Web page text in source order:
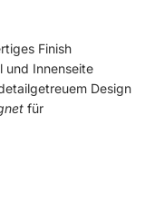
Finish
und Innenseite
Design
für